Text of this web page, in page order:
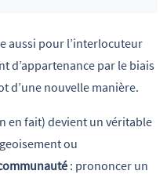
aussi pour l’interlocuteur
d’appartenance par le biais
d’une nouvelle manière.
en fait) devient un véritable
ou
: prononcer un